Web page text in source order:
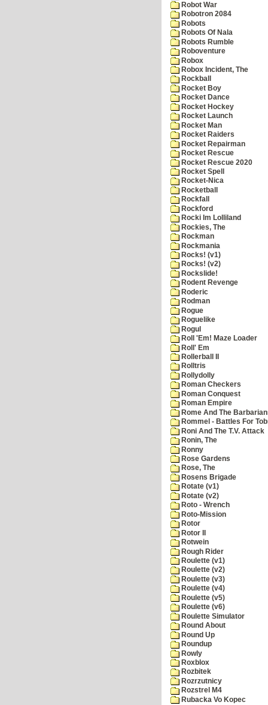
Robot War
Robotron 2084
Robots
Robots Of Nala
Robots Rumble
Roboventure
Robox
Robox Incident, The
Rockball
Rocket Boy
Rocket Dance
Rocket Hockey
Rocket Launch
Rocket Man
Rocket Raiders
Rocket Repairman
Rocket Rescue
Rocket Rescue 2020
Rocket Spell
Rocket-Nica
Rocketball
Rockfall
Rockford
Rocki Im Lolliland
Rockies, The
Rockman
Rockmania
Rocks! (v1)
Rocks! (v2)
Rockslide!
Rodent Revenge
Roderic
Rodman
Rogue
Roguelike
Rogul
Roll 'Em! Maze Loader
Roll' Em
Rollerball II
Rolltris
Rollydolly
Roman Checkers
Roman Conquest
Roman Empire
Rome And The
Rommel - Battles For
Roni And The T.V. Attack
Ronin, The
Ronny
Rose Gardens
Rose, The
Rosens Brigade
Rotate (v1)
Rotate (v2)
Roto - Wrench
Roto-Mission
Rotor
Rotor II
Rotwein
Rough Rider
Roulette (v1)
Roulette (v2)
Roulette (v3)
Roulette (v4)
Roulette (v5)
Roulette (v6)
Roulette Simulator
Round About
Round Up
Roundup
Rowly
Roxblox
Rozbitek
Rozrzutnicy
Rozstrel M4
Rubacka Vo Kopec